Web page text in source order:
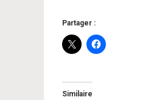
Partager :
Similaire